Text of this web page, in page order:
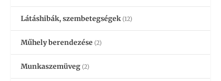
Látáshibák, szembetegségek (12)
Műhely berendezése (2)
Munkaszemüveg (2)